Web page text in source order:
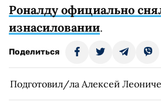
Роналду официально
изнасиловании.
Поделиться
Подготовил/ла Алексей